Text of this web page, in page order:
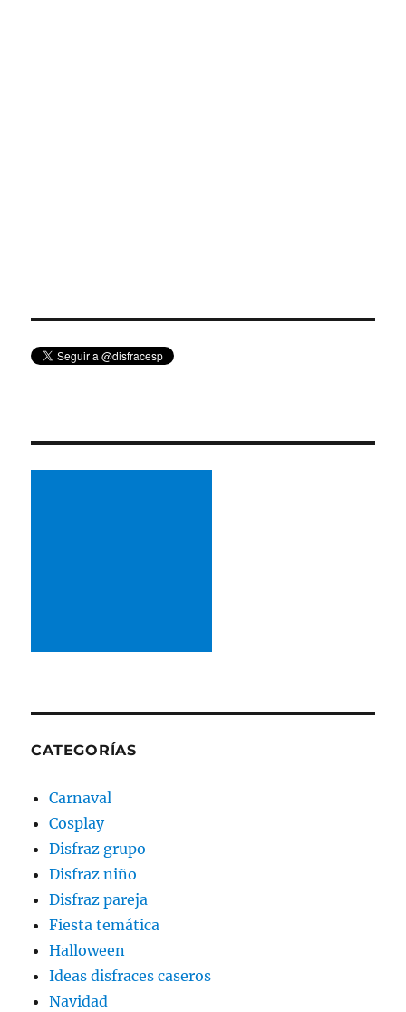
CATEGORÍAS
Carnaval
Cosplay
Disfraz grupo
Disfraz niño
Disfraz pareja
Fiesta temática
Halloween
Ideas disfraces caseros
Navidad